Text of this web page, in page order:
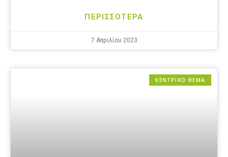
ΠΕΡΙΣΣΟΤΕΡΑ
7 Απριλίου 2023
ΚΕΝΤΡΙΚΟ ΘΕΜΑ